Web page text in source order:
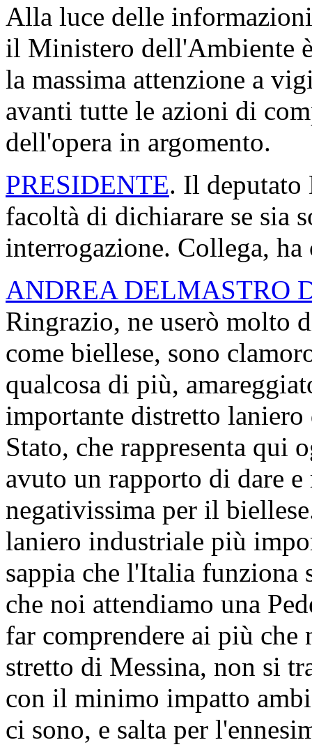
Alla luce delle informazioni
il Ministero dell'Ambiente
la massima attenzione a
avanti tutte le azioni di
dell'opera in argomento.
PRESIDENTE. Il deputato
facoltà di dichiarare se sia
interrogazione. Collega,
ANDREA DELMASTRO
Ringrazio, ne userò molto
come biellese, sono
qualcosa di più,
importante distretto
Stato, che rappresenta qui
avuto un rapporto di dare
negativissima per il
laniero industriale più
sappia che l'Italia
che noi attendiamo una
far comprendere ai più
stretto di Messina, non si
con il minimo impatto
ci sono, e salta per